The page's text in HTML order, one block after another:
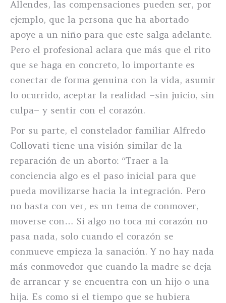
Allendes, las compensaciones pueden ser, por
ejemplo, que la persona que ha abortado
apoye a un niño para que este salga adelante.
Pero el profesional aclara que más que el rito
que se haga en concreto, lo importante es
conectar de forma genuina con la vida, asumir
lo ocurrido, aceptar la realidad –sin juicio, sin
culpa– y sentir con el corazón.
Por su parte, el constelador familiar Alfredo
Collovati tiene una visión similar de la
reparación de un aborto: “Traer a la
conciencia algo es el paso inicial para que
pueda movilizarse hacia la integración. Pero
no basta con ver, es un tema de conmover,
moverse con… Si algo no toca mi corazón no
pasa nada, solo cuando el corazón se
conmueve empieza la sanación. Y no hay nada
más conmovedor que cuando la madre se deja
de arrancar y se encuentra con un hijo o una
hija. Es como si el tiempo que se hubiera